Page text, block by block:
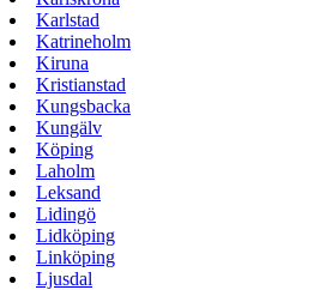
Karlstad
Katrineholm
Kiruna
Kristianstad
Kungsbacka
Kungälv
Köping
Laholm
Leksand
Lidingö
Lidköping
Linköping
Ljusdal